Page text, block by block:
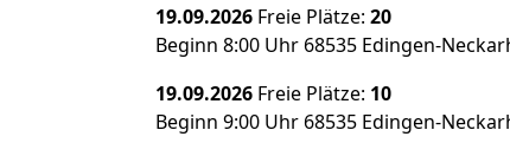
19.09.2026 Freie Plätze: 20
Beginn 8:00 Uhr 68535 Edingen-
19.09.2026 Freie Plätze: 10
Beginn 9:00 Uhr 68535 Edingen-